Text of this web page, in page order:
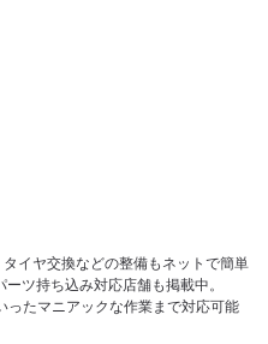
イヤ交換などの整備もネットで簡単
ツ持ち込み対応店舗も掲載中。
ったマニアックな作業まで対応可能